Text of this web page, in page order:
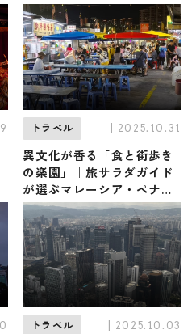
トラベル | 2025.10.31
異文化が香る「食と街歩き
の楽園」｜旅サラダガイド
が選ぶマレーシア・ペナン
のおすすめ3選
トラベル | 2025.10.03